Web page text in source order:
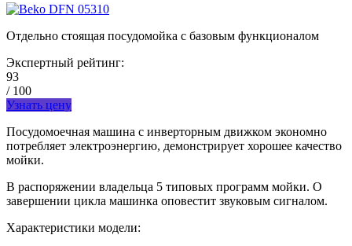
Отдельно стоящая посудомойка с базовым функционалом
Экспертный рейтинг:
93
/ 100
Узнать цену
Посудомоечная машина с инверторным движком экономно
потребляет электроэнергию, демонстрирует хорошее качество
мойки.
В распоряжении владельца 5 типовых программ мойки. О
завершении цикла машинка оповестит звуковым сигналом.
Характеристики модели: